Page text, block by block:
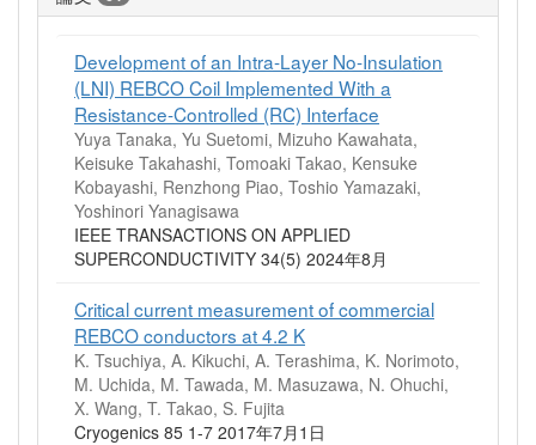
Development of an Intra-Layer No-Insulation
(LNI) REBCO Coil Implemented With a
Resistance-Controlled (RC) Interface
Yuya Tanaka, Yu Suetomi, Mizuho Kawahata,
Keisuke Takahashi, Tomoaki Takao, Kensuke
Kobayashi, Renzhong Piao, Toshio Yamazaki,
Yoshinori Yanagisawa
IEEE TRANSACTIONS ON APPLIED
SUPERCONDUCTIVITY 34(5) 2024年8月
Critical current measurement of commercial
REBCO conductors at 4.2 K
K. Tsuchiya, A. Kikuchi, A. Terashima, K. Norimoto,
M. Uchida, M. Tawada, M. Masuzawa, N. Ohuchi,
X. Wang, T. Takao, S. Fujita
Cryogenics 85 1-7 2017年7月1日